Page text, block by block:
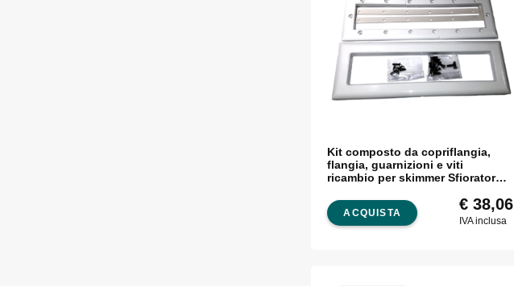
Kit composto da copriflangia,
flangia, guarnizioni e viti
ricambio per skimmer Sfioratore
ACQUISTA €38,06
IVA inclusa